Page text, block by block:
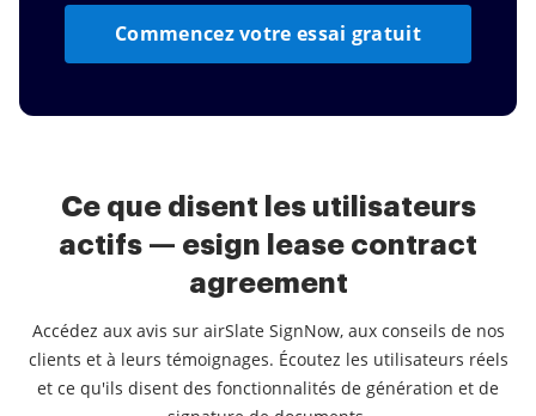
Commencez votre essai gratuit
Ce que disent les utilisateurs
actifs — esign lease contract
agreement
Accédez aux avis sur airSlate SignNow, aux conseils de nos
clients et à leurs témoignages. Écoutez les utilisateurs réels
et ce qu'ils disent des fonctionnalités de génération et de